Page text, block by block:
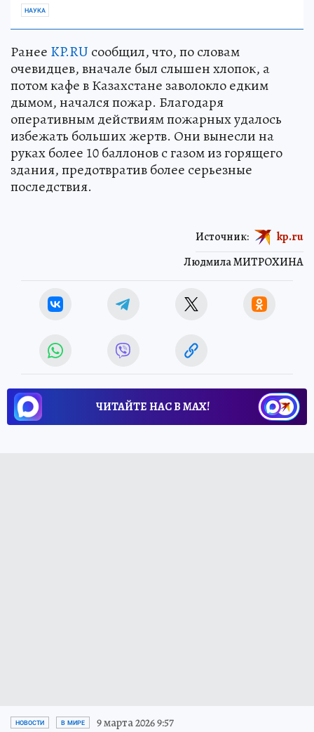
НАУКА
Ранее KP.RU сообщил, что, по словам
очевидцев, вначале был слышен хлопок, а
потом кафе в Казахстане заволокло едким
дымом, начался пожар. Благодаря
оперативным действиям пожарных удалось
избежать больших жертв. Они вынесли на
руках более 10 баллонов с газом из горящего
здания, предотвратив более серьезные
последствия.
Людмила МИТРОХИНА
Источник: kp.ru
ЧИТАЙТЕ НАС В МАХ!
НОВОСТИ В МИРЕ 9 марта 2026 9:57